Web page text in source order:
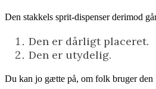
Den stakkels sprit-dispenser derimod
Den er dårligt placeret.
Den er utydelig.
Du kan jo gætte på, om folk bruger